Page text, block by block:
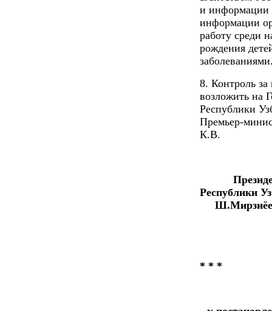
и информации
информации
работу среди
рождения
8. Контроль
возложить на
Республики
Премьер-
К.В.
* * *